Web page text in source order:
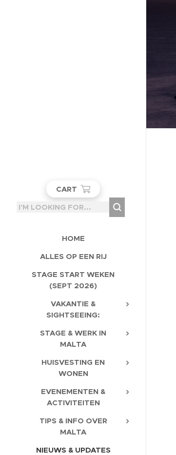
CART
HOME
ALLES OP EEN RIJ
STAGE START WEKEN
(SEPT 2026)
VAKANTIE &
SIGHTSEEING:
STAGE & WERK IN
MALTA
HUISVESTING EN
WONEN
EVENEMENTEN &
ACTIVITEITEN
TIPS & INFO OVER
MALTA
NIEUWS & UPDATES